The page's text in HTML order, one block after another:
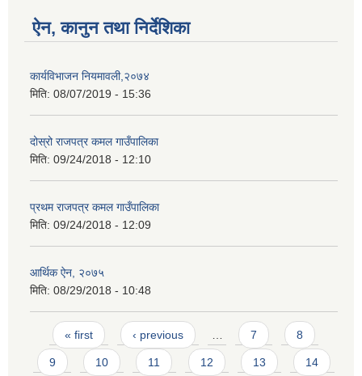
ऐन, कानुन तथा निर्देशिका
कार्यविभाजन नियमावली,२०७४
मिति: 08/07/2019 - 15:36
दोस्रो राजपत्र कमल गाउँपालिका
मिति: 09/24/2018 - 12:10
प्रथम राजपत्र कमल गाउँपालिका
मिति: 09/24/2018 - 12:09
आर्थिक ऐन, २०७५
मिति: 08/29/2018 - 10:48
Pages
« first ‹ previous 7 8
9 10 11 12 13
14